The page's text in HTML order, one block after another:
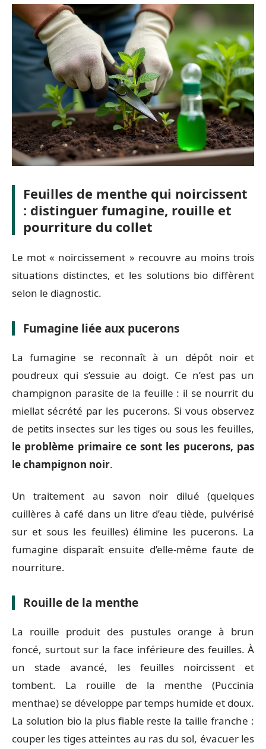
Feuilles de menthe qui noircissent
: distinguer fumagine, rouille et
pourriture du collet
Le mot « noircissement » recouvre au moins trois
situations distinctes, et les solutions bio diffèrent
selon le diagnostic.
Fumagine liée aux pucerons
La fumagine se reconnaît à un dépôt noir et
poudreux qui s’essuie au doigt. Ce n’est pas un
champignon parasite de la feuille : il se nourrit du
miellat sécrété par les pucerons. Si vous observez
de petits insectes sur les tiges ou sous les feuilles,
le problème primaire ce sont les pucerons, pas
le champignon noir.
Un traitement au savon noir dilué (quelques
cuillères à café dans un litre d’eau tiède, pulvérisé
sur et sous les feuilles) élimine les pucerons. La
fumagine disparaît ensuite d’elle-même faute de
nourriture.
Rouille de la menthe
La rouille produit des pustules orange à brun
foncé, surtout sur la face inférieure des feuilles. À
un stade avancé, les feuilles noircissent et
tombent. La rouille de la menthe (Puccinia
menthae) se développe par temps humide et doux.
La solution bio la plus fiable reste la taille franche :
couper les tiges atteintes au ras du sol, évacuer les